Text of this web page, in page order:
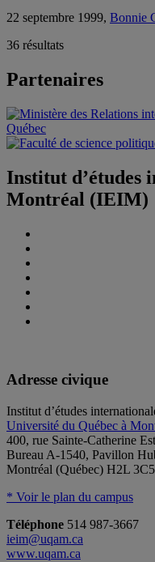
22 septembre 1999, Bonnie
36 résultats
Partenaires
Institut d’études
Montréal (IEIM)
Adresse civique
Institut d’études
Université du Québec à
400, rue Sainte-Catherine Est
Bureau A-1540, Pavillon
Montréal (Québec) H2L 3C5
* Voir le plan du campus
Téléphone 514 987-3667
ieim@uqam.ca
www.uqam.ca